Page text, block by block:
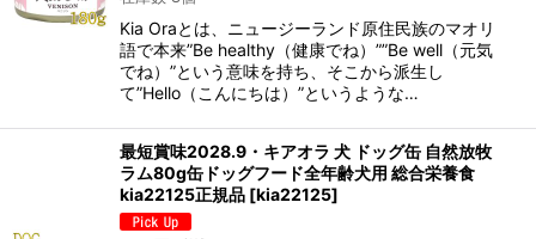
Kia Oraとは、ニュージーランド原住民族のマオリ
語で本来”Be healthy（健康でね）””Be well（元気
でね）”という意味を持ち、そこから派生し
て”Hello（こんにちは）”というような…
最短賞味2028.9・キアオラ 犬 ドッグ缶 自然放牧
ラム80g缶ドッグフード全年齢犬用 総合栄養食
kia22125正規品 [kia22125]